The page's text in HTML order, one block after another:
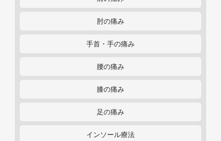
肘の痛み
手首・手の痛み
腰の痛み
膝の痛み
足の痛み
インソール療法